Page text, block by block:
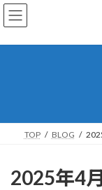
コ
ン
ン
ナ
ビ
ー
TOP BLOG
2025年4月